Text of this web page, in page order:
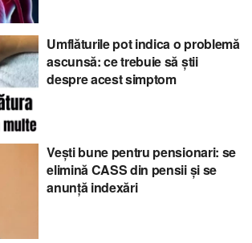
Umflăturile pot indica o problemă
ascunsă: ce trebuie să știi
despre acest simptom
Vești bune pentru pensionari: se
elimină CASS din pensii și se
anunță indexări